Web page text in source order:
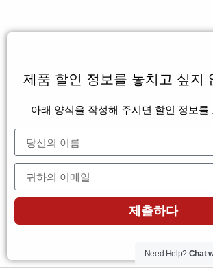
제품 할인 정보를 놓치고 싶지
아래 양식을 작성해 주시면 할인 정보를
제출하다
Need Help? Chat